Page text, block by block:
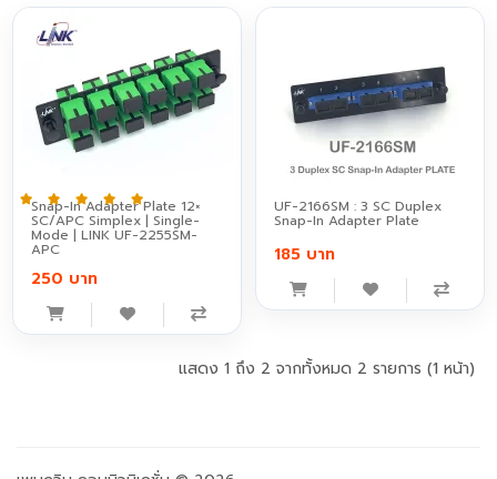
Snap-In Adapter Plate 12×
SC/APC Simplex | Single-
Mode | LINK UF-2255SM-
APC
250 บาท
UF-2166SM : 3 SC Duplex
Snap-In Adapter Plate
185 บาท
แสดง 1 ถึง 2 จากทั้งหมด 2 รายการ (1 หน้า)